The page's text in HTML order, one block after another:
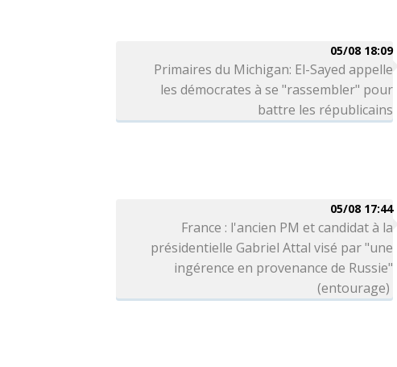
05/08 18:09
Primaires du Michigan: El-Sayed appelle
les démocrates à se "rassembler" pour
battre les républicains
05/08 17:44
France : l'ancien PM et candidat à la
présidentielle Gabriel Attal visé par "une
ingérence en provenance de Russie"
(entourage)